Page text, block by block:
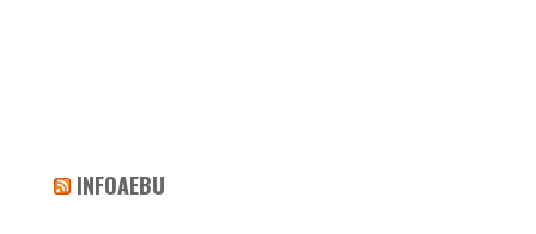
INFOAEBU